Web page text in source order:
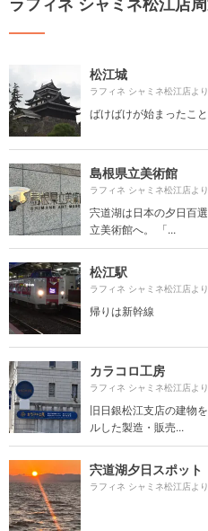
松江城
ラフィネ シャミネ松江店よ
ばけばけが始まったこ
島根県立美術館
ラフィネ シャミネ松江店よ
宍道湖は日本の夕日百
立美術館へ。 「...
松江駅
ラフィネ シャミネ松江店よ
帰りは新幹線
カラコロ工房
ラフィネ シャミネ松江店よ
旧日銀松江支店の建物
ルした製造・販売...
宍道湖夕日スポット
ラフィネ シャミネ松江店よ